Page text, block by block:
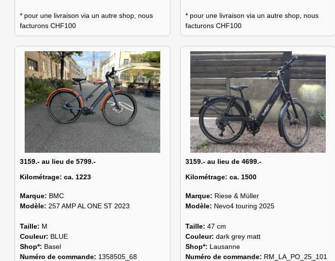
* pour une livraison via un autre shop, nous
facturons CHF100
* pour une livraison via un autre shop, nous
facturons CHF100
3159.- au lieu de 5799.-
Kilométrage: ca. 1223
Marque: BMC
Modèle: 257 AMP AL ONE ST 2023
Taille: M
Couleur: BLUE
Shop*: Basel
Numéro de commande: 1358505_68
3159.- au lieu de 4699.-
Kilométrage: ca. 1500
Marque: Riese & Müller
Modèle: Nevo4 touring 2025
Taille: 47 cm
Couleur: dark grey matt
Shop*: Lausanne
Numéro de commande: RM_LA_PO_25_101